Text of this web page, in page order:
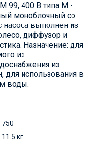
99, 400 В типа М -
моноблочный со
выполнен из
диффузор и
Назначение: для
из
из
для использования в
воды.
750
11.5 кг